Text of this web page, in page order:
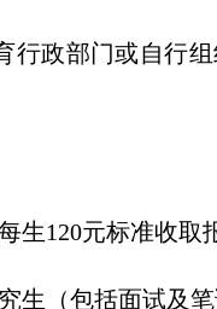
行政部门或自行
生120元标准收取
生（包括面试及